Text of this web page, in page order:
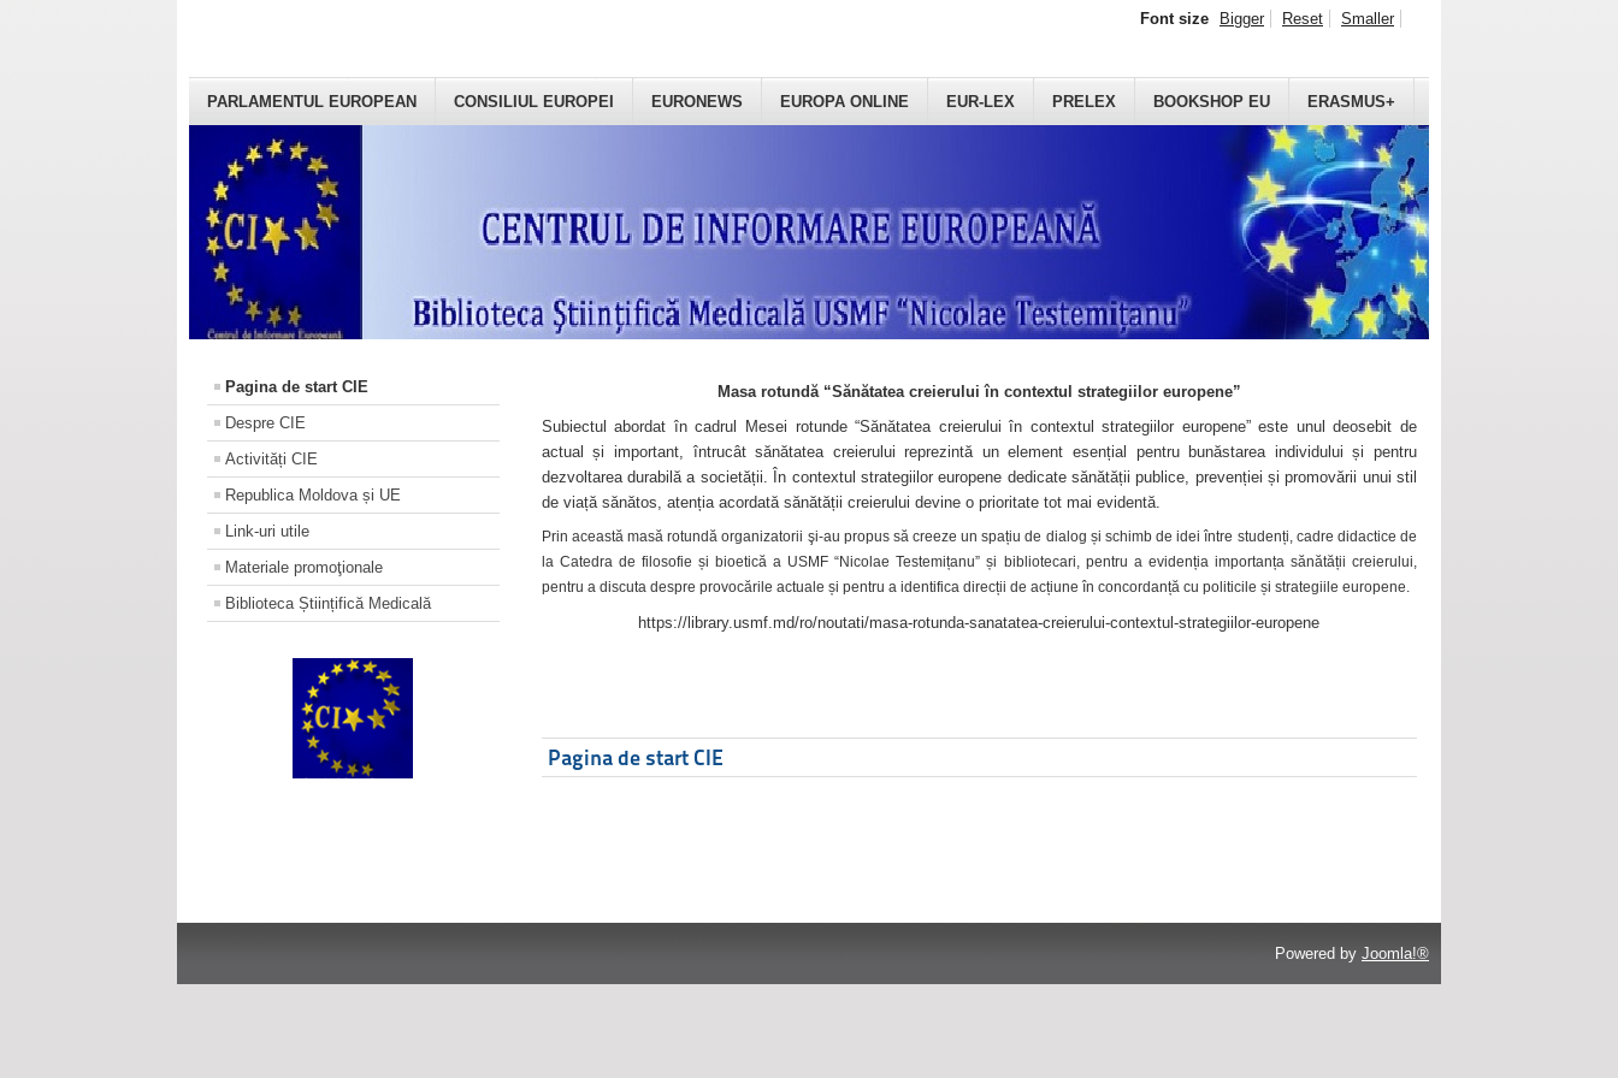
PARLAMENTUL EUROPEAN CONSILIUL EUROPEI EURONEWS EUROPA ONLINE EUR-LEX PRELEX BOOKSHOP EU ERASMUS+
Font size Bigger Reset Smaller
Pagina de start CIE
Despre CIE
Activități CIE
Republica Moldova și UE
Link-uri utile
Materiale promoţionale
Biblioteca Științifică Medicală
Masa rotundă “Sănătatea creierului în contextul strategiilor europene”
Subiectul abordat în cadrul Mesei rotunde “Sănătatea creierului în contextul strategiilor europene” este unul deosebit de
actual și important, întrucât sănătatea creierului reprezintă un element esențial pentru bunăstarea individului și pentru
dezvoltarea durabilă a societății. În contextul strategiilor europene dedicate sănătății publice, prevenției și promovării unui stil
de viață sănătos, atenția acordată sănătății creierului devine o prioritate tot mai evidentă.
Prin această masă rotundă organizatorii şi-au propus să creeze un spațiu de dialog și schimb de idei între studenți, cadre didactice de
la Catedra de filosofie și bioetică a USMF “Nicolae Testemițanu” și bibliotecari, pentru a evidenția importanța sănătății creierului,
pentru a discuta despre provocările actuale și pentru a identifica direcții de acțiune în concordanță cu politicile și strategiile europene.
https://library.usmf.md/ro/noutati/masa-rotunda-sanatatea-creierului-contextul-strategiilor-europene
Pagina de start CIE
Powered by Joomla!®